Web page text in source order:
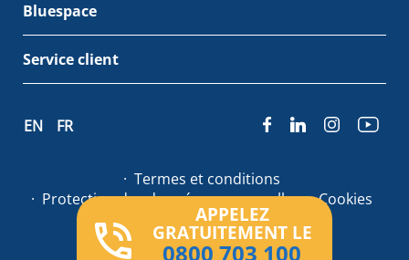
APPELEZ
GRATUITEMENT LE
0800 703 100
Bluespace
Service client
© Bluespace 2026
Termes et conditions
Protection des données personnelles
Cookies
EN FR